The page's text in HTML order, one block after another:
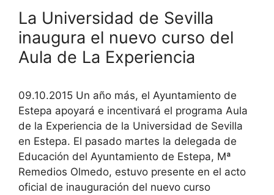
La Universidad de Sevilla
inaugura el nuevo curso del
Aula de La Experiencia
09.10.2015 Un año más, el Ayuntamiento de
Estepa apoyará e incentivará el programa Aula
de la Experiencia de la Universidad de Sevilla
en Estepa. El pasado martes la delegada de
Educación del Ayuntamiento de Estepa, Mª
Remedios Olmedo, estuvo presente en el acto
oficial de inauguración del nuevo curso